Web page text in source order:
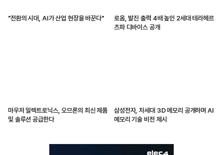
"전환의 시대, AI가 산업 현장을 바꾼다"
로옴, 발진 출력 4배 높인 2세대 테라헤르
츠파 디바이스 공개
마우저 일렉트로닉스, 오므론의 최신 제품
및 솔루션 공급한다
삼성전자, 차세대 3D 메모리 공개하며 AI
메모리 기술 비전 제시